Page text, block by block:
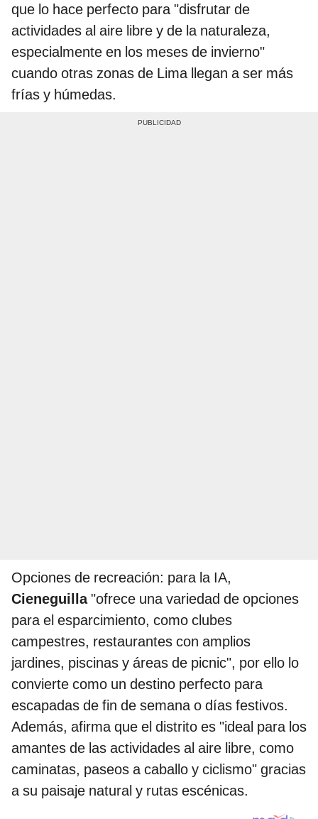
que lo hace perfecto para "disfrutar de
actividades al aire libre y de la naturaleza,
especialmente en los meses de invierno"
cuando otras zonas de Lima llegan a ser más
frías y húmedas.
Opciones de recreación: para la IA,
Cieneguilla"ofrece una variedad de opciones
para el esparcimiento, como clubes
campestres, restaurantes con amplios
jardines, piscinas y áreas de picnic", por ello lo
convierte como un destino perfecto para
escapadas de fin de semana o días festivos.
Además, afirma que el distrito es "ideal para los
amantes de las actividades al aire libre, como
caminatas, paseos a caballo y ciclismo" gracias
a su paisaje natural y rutas escénicas.